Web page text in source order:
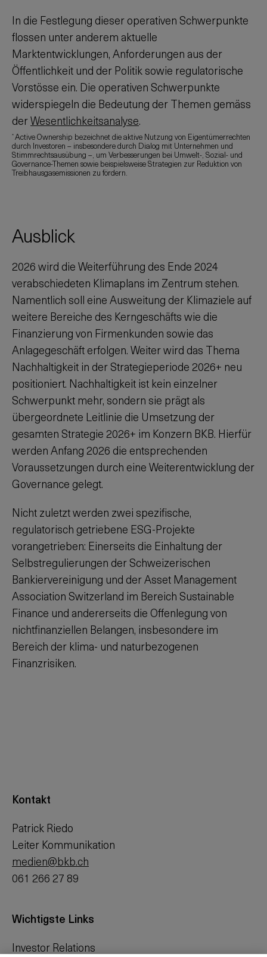
In die Festlegung dieser operativen Schwerpunkte
flossen unter anderem aktuelle
Marktentwicklungen, Anforderungen aus der
Öffentlichkeit und der Politik sowie regulatorische
Vorstösse ein. Die operativen Schwerpunkte
widerspiegeln die Bedeutung der Themen gemäss
derWesentlichkeitsanalyse.
*Active Ownership bezeichnet die aktive Nutzung von Eigentümerrechten
durch Investoren – insbesondere durch Dialog mit Unternehmen und
Stimmrechtsausübung –, um Verbesserungen bei Umwelt-, Sozial- und
Governance-Themen sowie beispielsweise Strategien zur Reduktion von
Treibhausgasemissionen zu fördern.
Ausblick
2026 wird die Weiterführung des Ende 2024
verabschiedeten Klimaplans im Zentrum stehen.
Namentlich soll eine Ausweitung der Klimaziele auf
weitere Bereiche des Kerngeschäfts wie die
Finanzierung von Firmenkunden sowie das
Anlagegeschäft erfolgen. Weiter wird das Thema
Nachhaltigkeit in der Strategieperiode 2026+ neu
positioniert. Nachhaltigkeit ist kein einzelner
Schwerpunkt mehr, sondern sie prägt als
übergeordnete Leitlinie die Umsetzung der
gesamten Strategie 2026+ im Konzern BKB. Hierfür
werden Anfang 2026 die entsprechenden
Voraussetzungen durch eine Weiterentwicklung der
Governance gelegt.
Nicht zuletzt werden zwei spezifische,
regulatorisch getriebene ESG-Projekte
vorangetrieben: Einerseits die Einhaltung der
Selbstregulierungen der Schweizerischen
Bankiervereinigung und der Asset Management
Association Switzerland im Bereich Sustainable
Finance und andererseits die Offenlegung von
nichtfinanziellen Belangen, insbesondere im
Bereich der klima- und naturbezogenen
Finanzrisiken.
Kontakt
Patrick Riedo
Leiter Kommunikation
medien@bkb.ch
061 266 27 89
Wichtigste Links
Investor Relations